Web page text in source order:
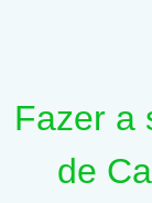
Fazer a
de